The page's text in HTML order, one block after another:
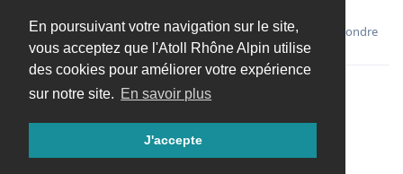
En poursuivant votre navigation sur le site,
vous acceptez que l'Atoll Rhône Alpin utilise
des cookies pour améliorer votre expérience
sur notre site. En savoir plus
J'accepte
Répondre
Charger davantage